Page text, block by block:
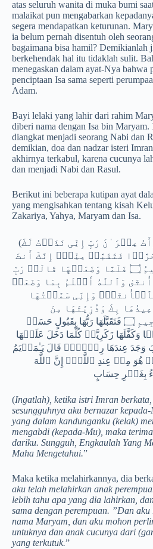
atas seluruh wanita di muka bumi
malaikat pun mengabarkan
segera mendapatkan keturunan.
ia belum pernah disentuh oleh
bagaimana bisa hamil? Demikianlah
berkehendak hal itu tidaklah sulit.
menegaskan dalam ayat-Nya bahwa
penciptaan Isa sama seperti
Adam.
Bayi lelaki yang lahir dari rahim
diberi nama dengan Isa bin Maryam.
diangkat menjadi seorang Nabi dan
demikian, doa dan nadzar isteri
akhirnya terkabul, karena cucunya
dan menjadi Nabi dan Rasul.
Berikut ini beberapa kutipan ayat
yang mengisahkan tentang kisah
Zakariya, Yahya, Maryam dan Isa.
(إِذۡ قَالَتِ ٱمۡرَأَتُ عِمۡرَ ٰ⁠نَ رَبِّ إِنِّی نَذَرۡتُ لَكَ
فَتَقَبَّلۡ مِنِّیۤۖ إِنَّكَ أَنتَ
ٱلسَّمِیعُ ٱلۡعَلِیمُ ۝ فَلَمَّا وَضَعَتۡهَا قَالَتۡ رَبِّ
وَٱللَّهُ أَعۡلَمُ بِمَا وَضَعَتۡ
وَإِنِّی سَمَّیۡتُهَا
بِكَ وَذُرِّیَّتَهَا مِنَ
ٱلشَّیۡطَـٰنِ ٱلرَّجِیمِ ۝ فَتَقَبَّلَهَا رَبُّهَا بِقَبُولٍ حَسَنࣲ
وَكَفَّلَهَا زَكَرِیَّاۖ كُلَّمَا دَخَلَ عَلَیۡهَا
وَجَدَ عِندَهَا رِزۡقࣰاۖ قَالَ یَـٰمَرۡیَمُ
هُوَ مِنۡ عِندِ ٱللَّهِۖ إِنَّ ٱللَّهَ
(Ingatlah), ketika istri Imran berkata,
sesungguhnya aku bernazar
yang dalam kandunganku (kelak)
mengabdi (kepada-Mu), maka
dariku. Sungguh, Engkaulah Yang
Maha Mengetahui.”
Maka ketika melahirkannya, dia
aku telah melahirkan anak
lebih tahu apa yang dia lahirkan,
sama dengan perempuan. ”Dan aku
nama Maryam, dan aku mohon
untuknya dan anak cucunya dari
yang terkutuk.”